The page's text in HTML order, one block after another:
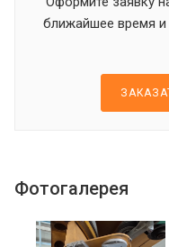
ближайшее время и
Фотогалерея